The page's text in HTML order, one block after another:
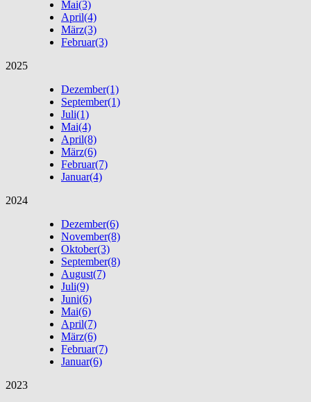
Mai(3)
April(4)
März(3)
Februar(3)
2025
Dezember(1)
September(1)
Juli(1)
Mai(4)
April(8)
März(6)
Februar(7)
Januar(4)
2024
Dezember(6)
November(8)
Oktober(3)
September(8)
August(7)
Juli(9)
Juni(6)
Mai(6)
April(7)
März(6)
Februar(7)
Januar(6)
2023